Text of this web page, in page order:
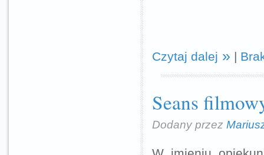
Czytaj dalej |
Seans
Dodany przez